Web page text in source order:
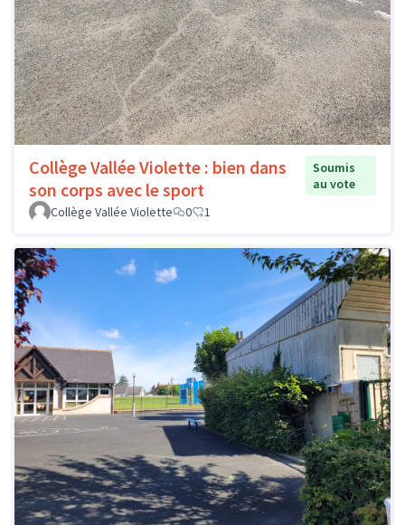
Collège Vallée Violette : bien dans
son corps avec le sport
Soumis
au vote
Collège Vallée Violette
0 1